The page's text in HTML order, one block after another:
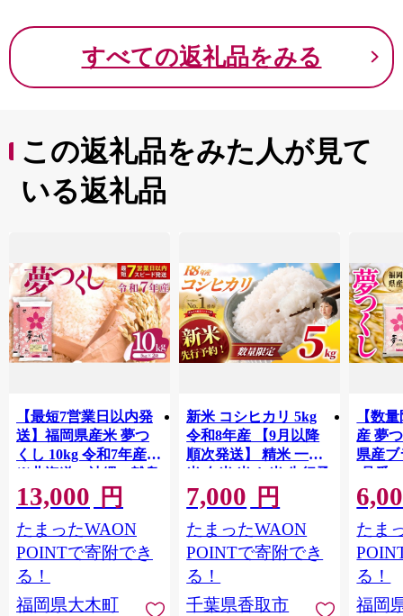
すべての返礼品をみる
この返礼品をみた人が見て
いる返礼品
【最短7営業日以内発
送】福岡県産米 夢つ
くし 10kg 令和7年産
※北海道・沖縄・離島
は配送不可 |【精米 単
一米 単一原料米 7年産
国産 お米 ブランド米
5kg × 2 ゆめつくし】
CY009_01
13,000 円
たまったWAON
POINTで寄附でき
る！
福岡県大木町
新米 コシヒカリ 5kg
令和8年産 【9月以降
順次発送】 精米 一等
米 白米 米 お米 先行予
約 数量 限定 こしひか
り 5キロ 米5kg ごはん
こめ コメ はくまい お
米マイスター 厳選 予
約 白飯 ※ okome kome
おむすび おにぎり 国
産 飯 おこめ 取り寄せ
7,000 円
たまったWAON
POINTで寄附でき
る！
千葉県香取市
【数
産 夢
県産ブ
(品番
たま
る！
福岡